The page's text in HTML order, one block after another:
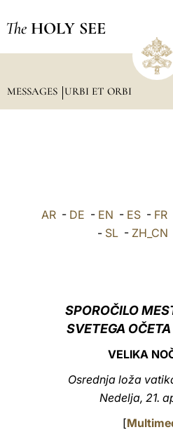
The HOLY SEE
MESSAGES URBI ET ORBI
AR- DE - EN - ES- FR
- SL - ZH_CN
SPOROČILO
SVETEGA
VELIKA
Osrednja loža
Nedelja, 21.
[